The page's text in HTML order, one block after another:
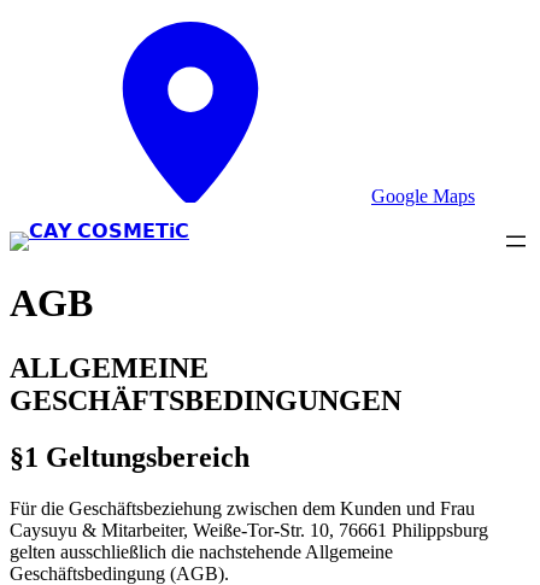
Google Maps
AGB
ALLGEMEINE
GESCHÄFTSBEDINGUNGEN
§1 Geltungsbereich
Für die Geschäftsbeziehung zwischen dem Kunden und Frau
Caysuyu & Mitarbeiter, Weiße-Tor-Str. 10, 76661 Philippsburg
gelten ausschließlich die nachstehende Allgemeine
Geschäftsbedingung (AGB).